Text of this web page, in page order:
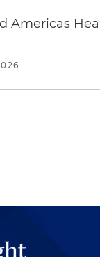
Americas